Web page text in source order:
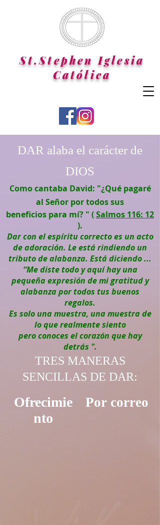
St.Stephen Iglesia
Católica
DAR alaba el carácter de
DIOS
Como cantaba David: "¿Qué pagaré
al Señor por todos sus
beneficios para mí? " (Salmos 116: 12
).
Dar con el espíritu correcto es un acto
de adoración. Le está rindiendo un
tributo de alabanza. Está diciendo ...
“Me diste todo y aquí hay una
pequeña expresión de mi gratitud y
alabanza por todos tus buenos
regalos.
Es solo una muestra, una muestra de
lo que realmente siento
pero conoces el corazón que hay
detrás ".
TRES MANERAS
SENCILLAS DE DAR:
Ofrecimie
nto
Por correo